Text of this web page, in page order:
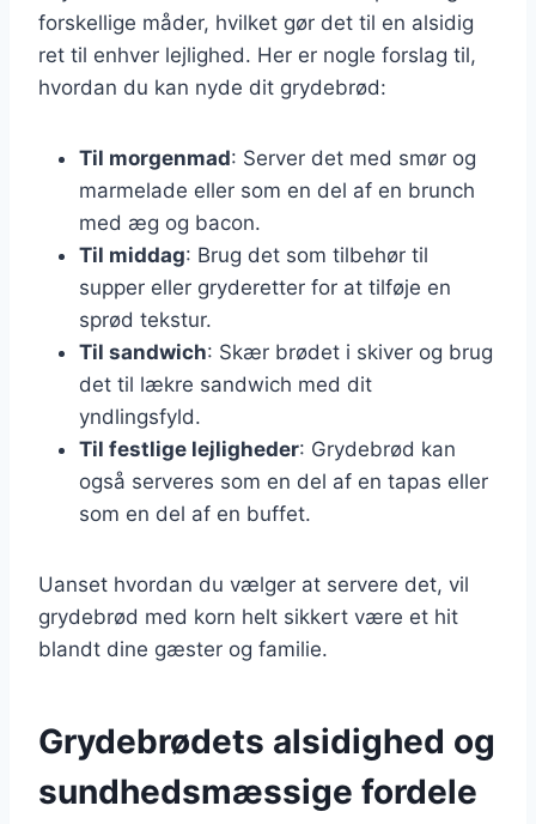
forskellige måder, hvilket gør det til en alsidig
ret til enhver lejlighed. Her er nogle forslag til,
hvordan du kan nyde dit grydebrød:
Til morgenmad: Server det med smør og
marmelade eller som en del af en brunch
med æg og bacon.
Til middag: Brug det som tilbehør til
supper eller gryderetter for at tilføje en
sprød tekstur.
Til sandwich: Skær brødet i skiver og brug
det til lækre sandwich med dit
yndlingsfyld.
Til festlige lejligheder: Grydebrød kan
også serveres som en del af en tapas eller
som en del af en buffet.
Uanset hvordan du vælger at servere det, vil
grydebrød med korn helt sikkert være et hit
blandt dine gæster og familie.
Grydebrødets alsidighed og
sundhedsmæssige fordele